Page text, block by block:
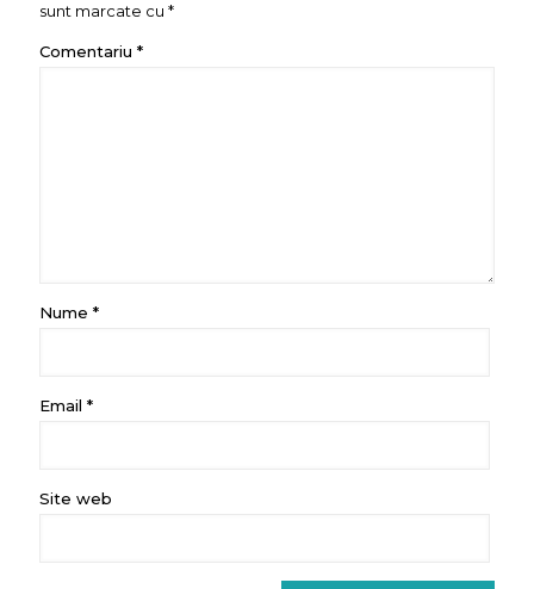
sunt marcate cu *
Comentariu *
Nume *
Email *
Site web